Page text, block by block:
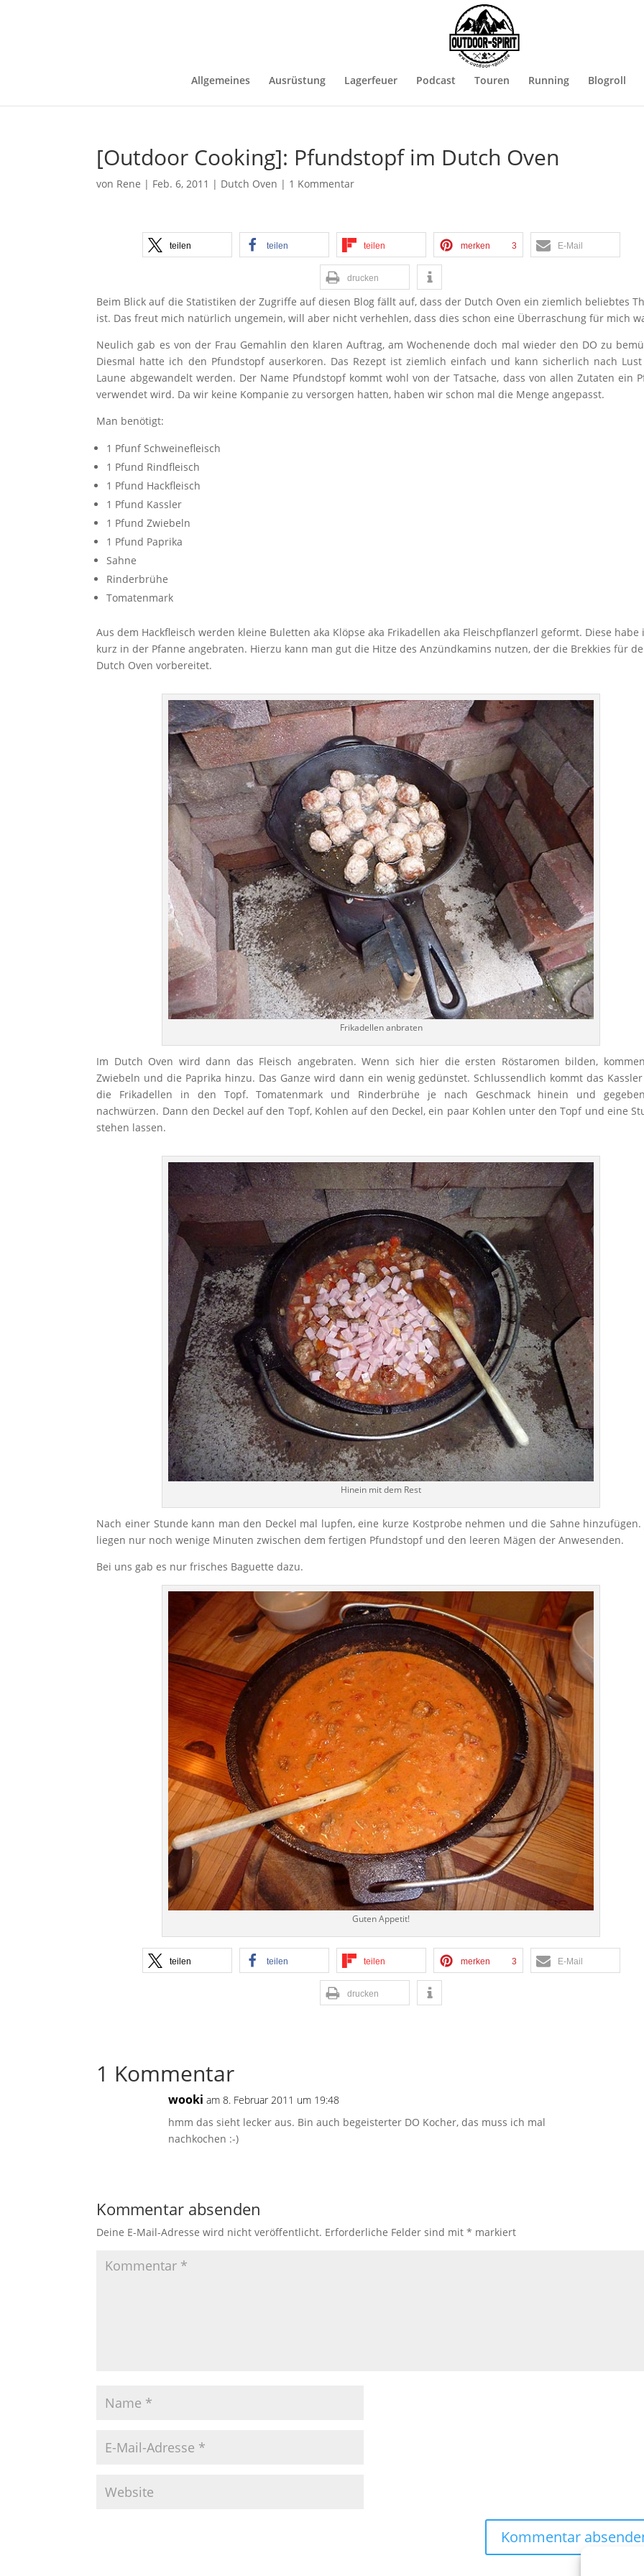
Allgemeines Ausrüstung Lagerfeuer Podcast Touren Running Blogroll
[Outdoor Cooking]: Pfundstopf im Dutch Oven
von Rene | Feb. 6, 2011 | Dutch Oven | 1 Kommentar
teilen teilen teilen merken 3 E-Mail
drucken
Beim Blick auf die Statistiken der Zugriffe auf diesen Blog fällt auf, dass der Dutch Oven ein ziemlich beliebtes
ist. Das freut mich natürlich ungemein, will aber nicht verhehlen, dass dies schon eine Überraschung für mich
Neulich gab es von der Frau Gemahlin den klaren Auftrag, am Wochenende doch mal wieder den DO zu
Diesmal hatte ich den Pfundstopf auserkoren. Das Rezept ist ziemlich einfach und kann sicherlich nach
Laune abgewandelt werden. Der Name Pfundstopf kommt wohl von der Tatsache, dass von allen Zutaten ein
verwendet wird. Da wir keine Kompanie zu versorgen hatten, haben wir schon mal die Menge angepasst.
Man benötigt:
1 Pfunf Schweinefleisch
1 Pfund Rindfleisch
1 Pfund Hackfleisch
1 Pfund Kassler
1 Pfund Zwiebeln
1 Pfund Paprika
Sahne
Rinderbrühe
Tomatenmark
Aus dem Hackfleisch werden kleine Buletten aka Klöpse aka Frikadellen aka Fleischpflanzerl geformt. Diese habe
kurz in der Pfanne angebraten. Hierzu kann man gut die Hitze des Anzündkamins nutzen, der die Brekkies für
Dutch Oven vorbereitet.
Frikadellen anbraten
Im Dutch Oven wird dann das Fleisch angebraten. Wenn sich hier die ersten Röstaromen bilden,
Zwiebeln und die Paprika hinzu. Das Ganze wird dann ein wenig gedünstet. Schlussendlich kommt das
die Frikadellen in den Topf. Tomatenmark und Rinderbrühe je nach Geschmack hinein und
nachwürzen. Dann den Deckel auf den Topf, Kohlen auf den Deckel, ein paar Kohlen unter den Topf und eine
stehen lassen.
Hinein mit dem Rest
Nach einer Stunde kann man den Deckel mal lupfen, eine kurze Kostprobe nehmen und die Sahne hinzufügen.
liegen nur noch wenige Minuten zwischen dem fertigen Pfundstopf und den leeren Mägen der Anwesenden.
Bei uns gab es nur frisches Baguette dazu.
Guten Appetit!
teilen teilen teilen merken 3 E-Mail
drucken
1 Kommentar
wooki am 8. Februar 2011 um 19:48
hmm das sieht lecker aus. Bin auch begeisterter DO Kocher, das muss ich mal
nachkochen :-)
Kommentar absenden
Deine E-Mail-Adresse wird nicht veröffentlicht. Erforderliche Felder sind mit* markiert